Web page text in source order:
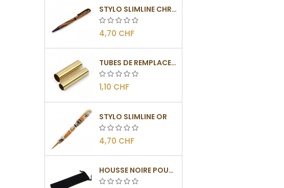
STYLO SLIMLINE CHROMÉ NOIR
4,70 CHF
TUBES DE REMPLACEMENT POUR MÉCANISMES SLIMLINE
1,10 CHF
STYLO SLIMLINE OR
4,70 CHF
HOUSSE NOIRE POUR STYLOS